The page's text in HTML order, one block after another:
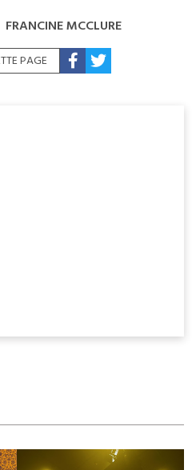
FRANCINE MCCLURE
PAGE